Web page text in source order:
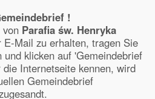
!
Parafia św. Henryka
E-Mail zu erhalten, tragen Sie
klicken auf 'Gemeindebrief
Internetseite kennen, wird
Gemeindebrief